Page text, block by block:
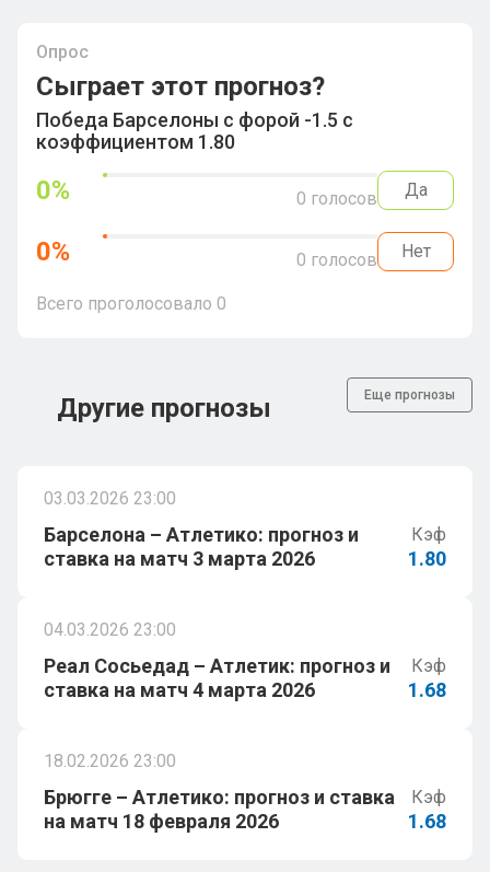
Опрос
Сыграет этот прогноз?
Победа Барселоны с форой -1.5 с
коэффициентом 1.80
0% 0 голосов Да
0% 0 голосов Нет
Всего проголосовало 0
Другие прогнозы Еще прогнозы
03.03.2026 23:00
Барселона – Атлетико: прогноз и
ставка на матч 3 марта 2026
Кэф
1.80
04.03.2026 23:00
Реал Сосьедад – Атлетик: прогноз и
ставка на матч 4 марта 2026
Кэф
1.68
18.02.2026 23:00
Брюгге – Атлетико: прогноз и ставка
на матч 18 февраля 2026
Кэф
1.68